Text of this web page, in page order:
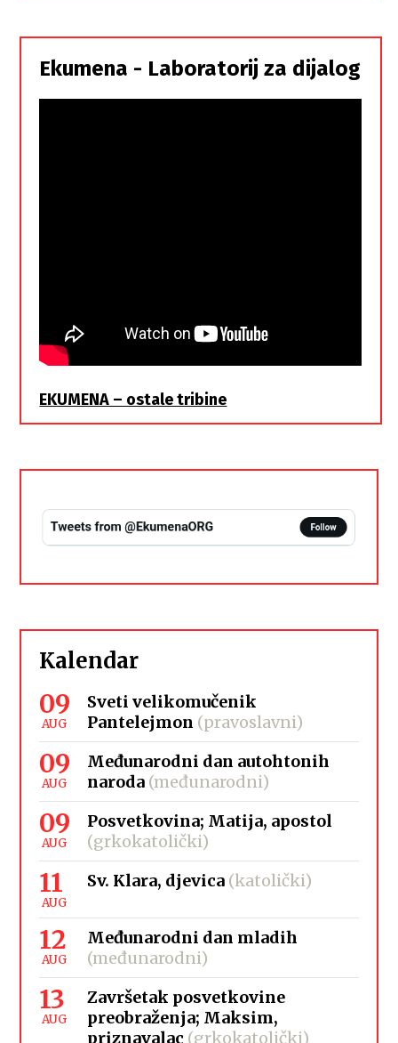
Srbi,
istorodna
braća
Ekumena - Laboratorij za dijalog
EKUMENA – ostale tribine
Kalendar
09
AUG
Sveti velikomučenik
Pantelejmon (pravoslavni)
09
AUG
Međunarodni dan autohtonih
naroda (međunarodni)
09
AUG
Posvetkovina; Matija, apostol
(grkokatolički)
11
AUG
Sv. Klara, djevica (katolički)
12
AUG
Međunarodni dan mladih
(međunarodni)
13
AUG
Završetak posvetkovine
preobraženja; Maksim,
priznavalac (grkokatolički)